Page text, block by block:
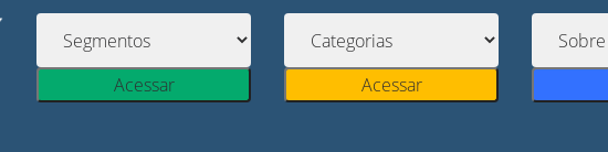
Acessar Acessar